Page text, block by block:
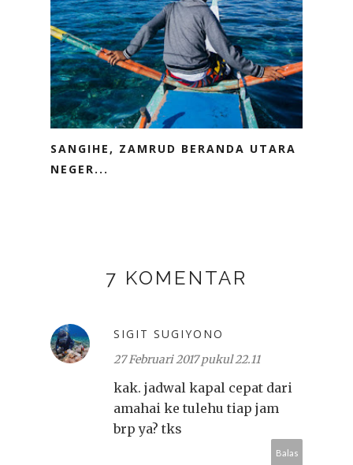
SANGIHE, ZAMRUD BERANDA UTARA
NEGER...
7 KOMENTAR
SIGIT SUGIYONO
27 Februari 2017 pukul 22.11
kak. jadwal kapal cepat dari
amahai ke tulehu tiap jam
brp ya? tks
Balas